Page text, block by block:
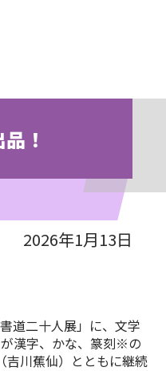
！
2026年1月13日
道二十人展」に、文学
漢字、かな、篆刻※の
吉川蕉仙）とともに継続